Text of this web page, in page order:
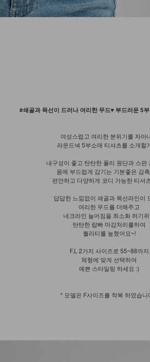
#쇄골과 목선이 드러나 여리한 무드♥ 부드러운 5
여성스럽고 여리한 분위기를 자아
라운드넥 5부소매 티셔츠를 소개할
내구성이 좋고 탄탄한 폴리 원단과 스판
몸에 부드럽게 감기는 기분좋은 감
편안하고 다양하게 코디 가능한 티셔
답답한 느낌없이 쇄골과 목선라인이
여리한 무드를 더해주고
네크라인 늘어짐을 최소화 하기
탄탄한 랍빠 마감처리를하여
퀄리티를 높혔어요~!
F,L 2가지 사이즈로 55~88까지
체형에 맞게 선택하여
예쁜 스타일링 하세요 :)
* 모델은 F사이즈를 착복 하였습니